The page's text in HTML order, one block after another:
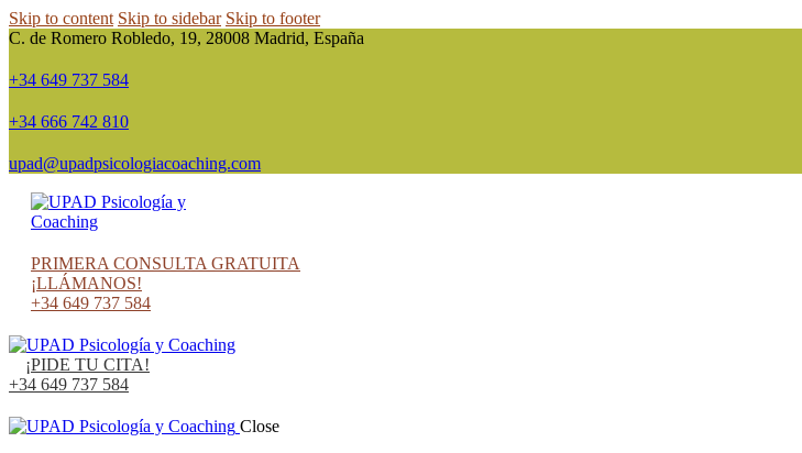
Skip to content Skip to sidebar Skip to footer
C. de Romero Robledo, 19, 28008 Madrid, España
+34 649 737 584
+34 666 742 810
upad@upadpsicologiacoaching.com
PRIMERA CONSULTA GRATUITA
¡LLÁMANOS!
+34 649 737 584
¡PIDE TU CITA!
+34 649 737 584
Close